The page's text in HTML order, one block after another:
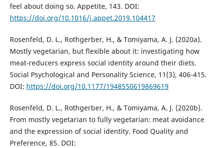
feel about doing so. Appetite, 143. DOI:
https://doi.org/10.1016/j.appet.2019.104417
Rosenfeld, D. L., Rothgerber, H., & Tomiyama, A. J. (2020a).
Mostly vegetarian, but flexible about it: investigating how
meat-reducers express social identity around their diets.
Social Psychological and Personality Science, 11(3), 406-415.
DOI: https://doi.org/10.1177/1948550619869619
Rosenfeld, D. L., Rothgerber, H., & Tomiyama, A. J. (2020b).
From mostly vegetarian to fully vegetarian: meat avoidance
and the expression of social identity. Food Quality and
Preference, 85. DOI: